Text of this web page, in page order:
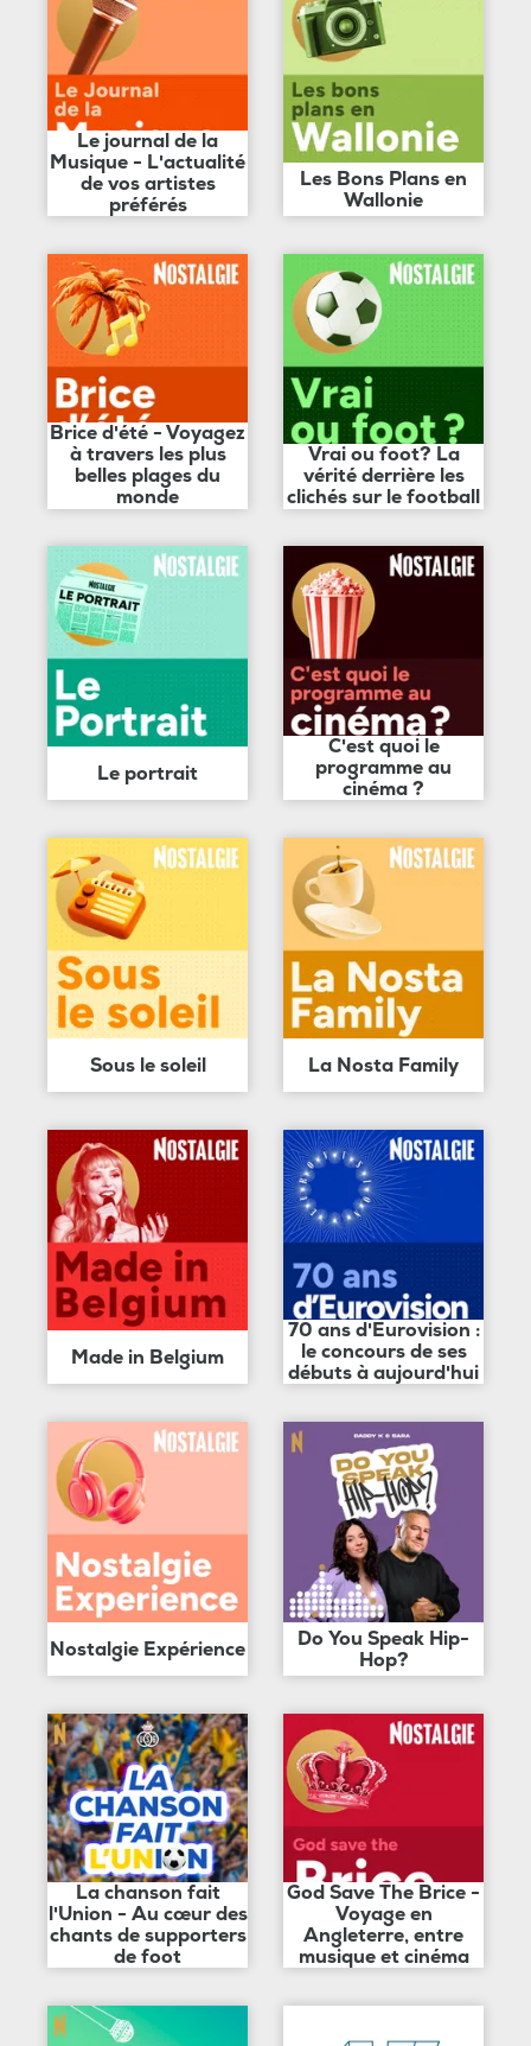
Le journal de la
Musique - L'actualité
de vos artistes
préférés
Les Bons Plans en
Wallonie
Brice d'été - Voyagez
à travers les plus
belles plages du
monde
Vrai ou foot? La
vérité derrière les
clichés sur le football
Le portrait
C'est quoi le
programme au
cinéma ?
Sous le soleil La Nosta Family
Made in Belgium
70 ans d'Eurovision :
le concours de ses
débuts à aujourd'hui
Nostalgie Expérience
Do You Speak Hip-
Hop?
La chanson fait
l'Union - Au cœur des
chants de supporters
de foot
God Save The Brice -
Voyage en
Angleterre, entre
musique et cinéma